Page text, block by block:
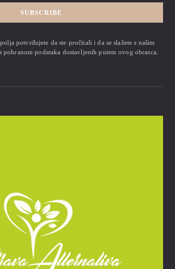
SUBSCRIBE
potvrđujete da ste pročitali i da se slažete s našim
podataka dostavljenih putem ovog obrasca.